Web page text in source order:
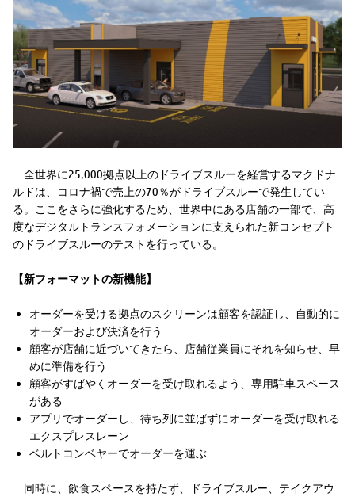
全世界に25,000拠点以上のドライブスルーを経営するマクドナ
ルドは、コロナ禍で売上の70％がドライブスルーで発生してい
る。ここをさらに強化するため、世界中にある店舗の一部で、高
度なデジタルトランスフォメーションに支えられた新コンセプト
のドライブスルーのテストを行っている。
【新フォーマットの新機能】
オーダーを受ける拠点のスクリーンは顧客を認証し、自動的に
オーダーおよび決済を行う
顧客が店舗に近づいてきたら、店舗従業員にそれを知らせ、早
めに準備を行う
顧客がすばやくオーダーを受け取れるよう、専用駐車スペース
がある
アプリでオーダーし、待ち列に並ばずにオーダーを受け取れる
エクスプレスレーン
ベルトコンベヤーでオーダーを運ぶ
同時に、飲食スペースを持たず、ドライブスルー、テイクアウ